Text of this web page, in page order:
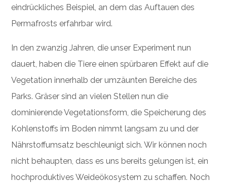
eindrückliches Beispiel, an dem das Auftauen des
Permafrosts erfahrbar wird.
In den zwanzig Jahren, die unser Experiment nun
dauert, haben die Tiere einen spürbaren Effekt auf die
Vegetation innerhalb der umzäunten Bereiche des
Parks. Gräser sind an vielen Stellen nun die
dominierende Vegetationsform, die Speicherung des
Kohlenstoffs im Boden nimmt langsam zu und der
Nährstoffumsatz beschleunigt sich. Wir können noch
nicht behaupten, dass es uns bereits gelungen ist, ein
hochproduktives Weideökosystem zu schaffen. Noch